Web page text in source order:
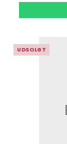
UDSOLGT